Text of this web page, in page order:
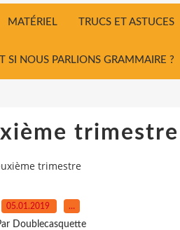
MATÉRIEL TRUCS ET ASTUCES
SI NOUS PARLIONS GRAMMAIRE ?
trimestre
trimestre
05.01.2019 …
Doublecasquette